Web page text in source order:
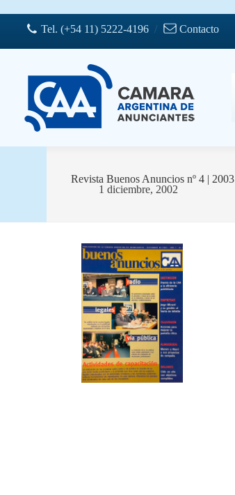
al
contenidoTel. (+54 11) 5222-4196/ Contacto
Revista Buenos Anuncios nº 4 | 2003
1 diciembre, 2002